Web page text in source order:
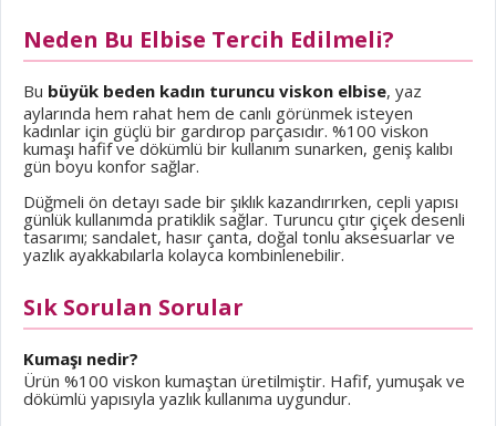
Neden Bu Elbise Tercih Edilmeli?
Bu büyük beden kadın turuncu viskon elbise, yaz
aylarında hem rahat hem de canlı görünmek isteyen
kadınlar için güçlü bir gardırop parçasıdır. %100 viskon
kumaşı hafif ve dökümlü bir kullanım sunarken, geniş kalıbı
gün boyu konfor sağlar.
Düğmeli ön detayı sade bir şıklık kazandırırken, cepli yapısı
günlük kullanımda pratiklik sağlar. Turuncu çıtır çiçek desenli
tasarımı; sandalet, hasır çanta, doğal tonlu aksesuarlar ve
yazlık ayakkabılarla kolayca kombinlenebilir.
Sık Sorulan Sorular
Kumaşı nedir?
Ürün %100 viskon kumaştan üretilmiştir. Hafif, yumuşak ve
dökümlü yapısıyla yazlık kullanıma uygundur.